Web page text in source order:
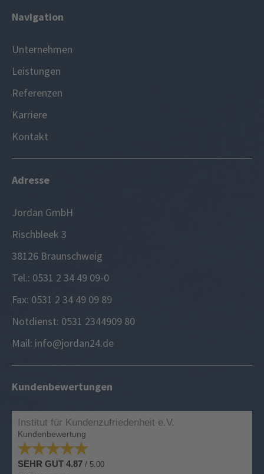
Navigation
Unternehmen
Leistungen
Referenzen
Karriere
Kontakt
Adresse
Jordan GmbH
Rischbleek 3
38126 Braunschweig
Tel.: 0531 2 34 49 09-0
Fax: 0531 2 34 49 09 89
Notdienst: 0531 2344909 80
Mail: info@jordan24.de
Kundenbewertungen